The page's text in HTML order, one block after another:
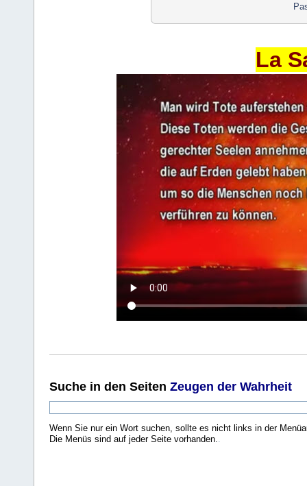
La
Suche in den Seiten Zeugen der Wahrheit
Wenn Sie nur ein Wort suchen, sollte es nicht links in der
Die Menüs sind auf jeder Seite vorhanden.